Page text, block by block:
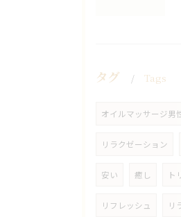
タグ Tags
オイルマッサージ男
リラクゼーション
安い 癒し ト
リフレッシュ リ